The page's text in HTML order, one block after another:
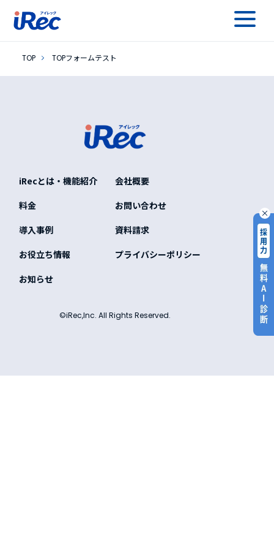
TOPフォームテスト
TOP TOPフォームテスト
©iRec,Inc. All Rights Reserved.
iRecとは・機能紹介
料金
導入事例
お役立ち情報
お知らせ
会社概要
お問い合わせ
資料請求
プライバシーポリシー